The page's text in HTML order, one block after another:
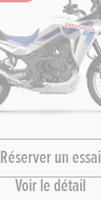
Réserver un essai
Voir le détail